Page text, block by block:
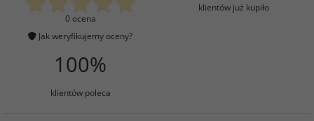
0 ocena
Jak weryfikujemy oceny?
klientów już kupiło
100%
klientów poleca